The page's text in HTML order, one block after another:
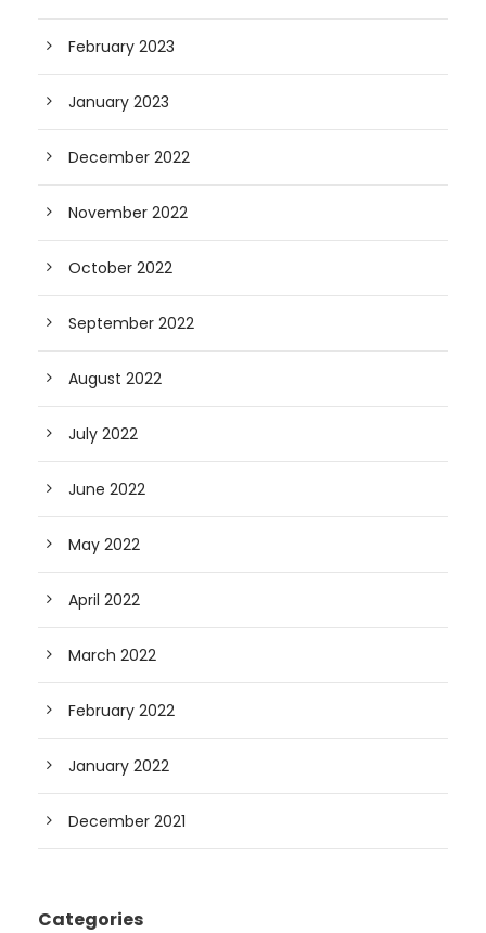
February 2023
January 2023
December 2022
November 2022
October 2022
September 2022
August 2022
July 2022
June 2022
May 2022
April 2022
March 2022
February 2022
January 2022
December 2021
Categories